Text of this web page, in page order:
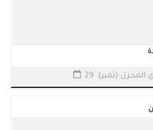
المجزل (تمير)